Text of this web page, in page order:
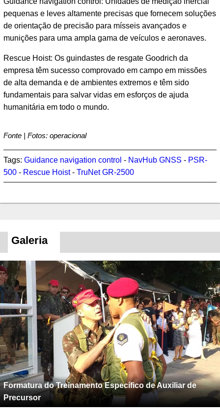
pequenas e leves altamente precisas que fornecem soluções
de orientação de precisão para mísseis avançados e
munições para uma ampla gama de veículos e aeronaves.
Rescue Hoist: Os guindastes de resgate Goodrich da
empresa têm sucesso comprovado em campo em missões
de alta demanda e de ambientes extremos e têm sido
fundamentais para salvar vidas em esforços de ajuda
humanitária em todo o mundo.
Fonte | Fotos: operacional
Tags: Guidance navigation control - NavHub GNSS - PSR-
500 - Rescue Hoist- TruNet GR-2500
Galeria
Formatura do Treinamento Específico de Auxiliar de
Precursor